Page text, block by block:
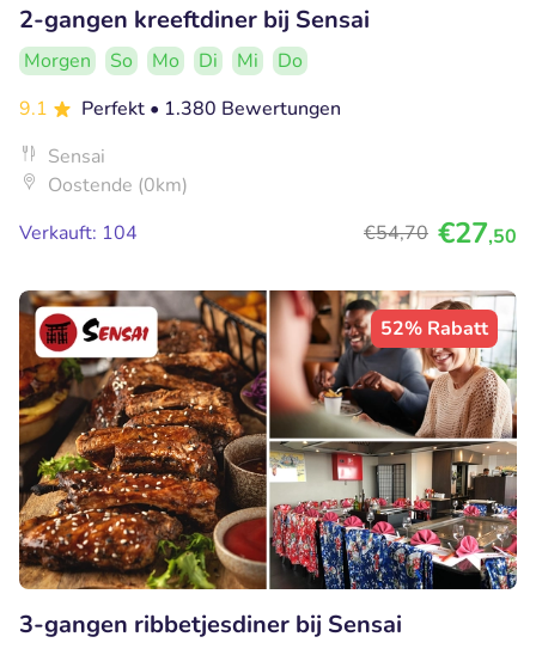
2-gangen kreeftdiner bij Sensai
Morgen So Mo Di Mi
Do
9.1
Perfekt • 1.380 Bewertungen
Sensai
Oostende (0km)
Verkauft: 104
€54,70 €27,50
52% Rabatt
3-gangen ribbetjesdiner bij Sensai